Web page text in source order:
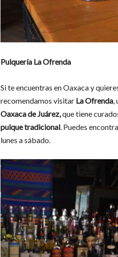
Pulquería La Ofrenda
Si te encuentras en Oaxaca y
recomendamos visitar La Ofrenda,
Oaxaca de Juárez,que tiene
pulque tradicional. Puedes
lunes a sábado.